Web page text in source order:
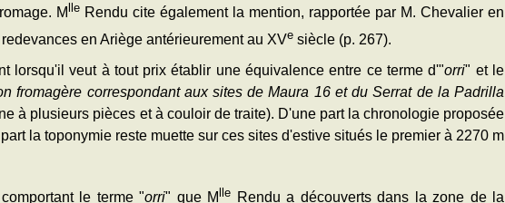
M lle Rendu cite également la mention, rapportée par M. Chevalier en
en Ariège antérieurement au XVe siècle (p. 267).
lorsqu'il veut à tout prix établir une équivalence entre ce terme d'"orri" et le
fromagère correspondant aux sites de Maura 16 et du Serrat de la Padrilla
à plusieurs pièces et à couloir de traite). D'une part la chronologie proposée
la toponymie reste muette sur ces sites d'estive situés le premier à 2270 m
le terme "orri" que M lle Rendu a découverts dans la zone de la